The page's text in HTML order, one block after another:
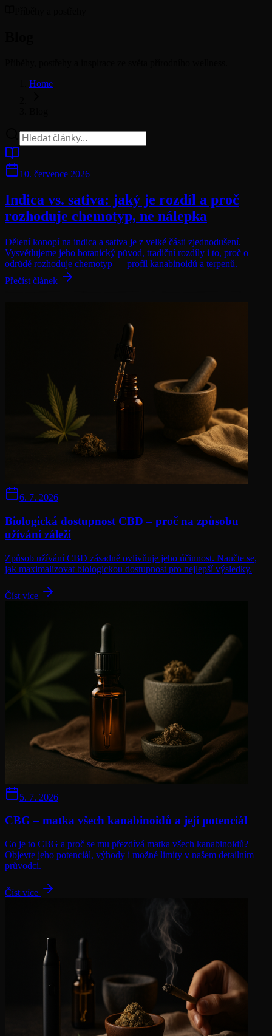
Home
10. července 2026
Indica vs. sativa: jaký je rozdíl a proč
rozhoduje chemotyp, ne nálepka
Dělení konopí na indica a sativa je z velké části zjednodušení.
Vysvětlujeme jeho botanický původ, tradiční rozdíly i to, proč o
odrůdě rozhoduje chemotyp — profil kanabinoidů a terpenů.
Přečíst článek
6. 7. 2026
Biologická dostupnost CBD – proč na způsobu
užívání záleží
Způsob užívání CBD zásadně ovlivňuje jeho účinnost. Naučte se,
jak maximalizovat biologickou dostupnost pro nejlepší výsledky.
Číst více
5. 7. 2026
CBG – matka všech kanabinoidů a její potenciál
Co je to CBG a proč se mu přezdívá matka všech kanabinoidů?
Objevte jeho potenciál, výhody i možné limity v našem detailním
průvodci.
Číst více